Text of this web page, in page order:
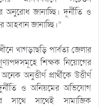
অনুরোধ জানাচ্ছি। দূর্নীতি ও
আহবান জানাচ্ছি।”
খাগড়াছড়ি পার্বত্য জেলার
শিক্ষক নিয়োগের
অনুত্তীর্ণ প্রার্থীকে উত্তীর্ণ
ও অনিয়মের অভিযোগ
সাথে সাথেই সামাজিক